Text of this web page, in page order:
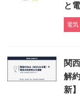
と
電気
関
解
新】